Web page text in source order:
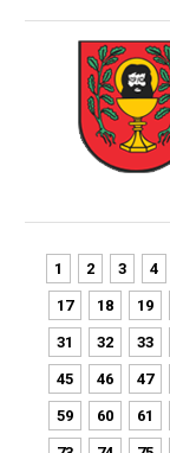
1 2 3 4
17 18 19
31 32 33
45 46 47
59 60 61